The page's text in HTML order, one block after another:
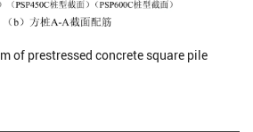
of prestressed concrete square pile